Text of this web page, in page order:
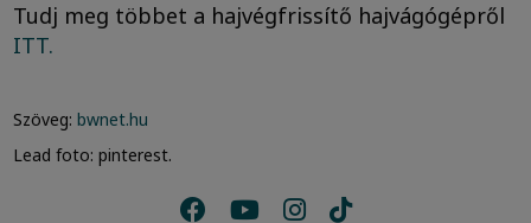
Tudj meg többet a hajvégfrissítő hajvágógépről
ITT.
Szöveg: bwnet.hu
Lead foto: pinterest.